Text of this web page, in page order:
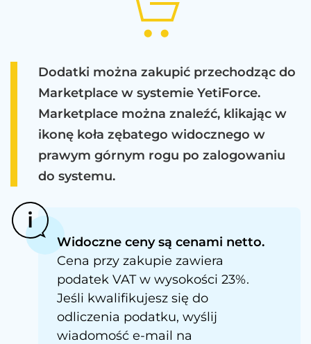
Dodatki można zakupić przechodząc do
Marketplace w systemie YetiForce.
Marketplace można znaleźć, klikając w
ikonę koła zębatego widocznego w
prawym górnym rogu po zalogowaniu
do systemu.
Widoczne ceny są cenami netto.
Cena przy zakupie zawiera
podatek VAT w wysokości 23%.
Jeśli kwalifikujesz się do
odliczenia podatku, wyślij
wiadomość e-mail na